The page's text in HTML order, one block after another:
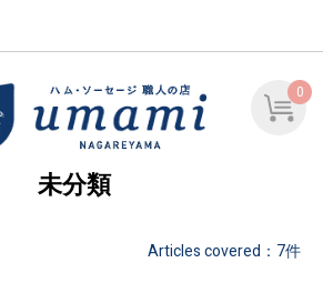
0
未分類
Articles covered：7件